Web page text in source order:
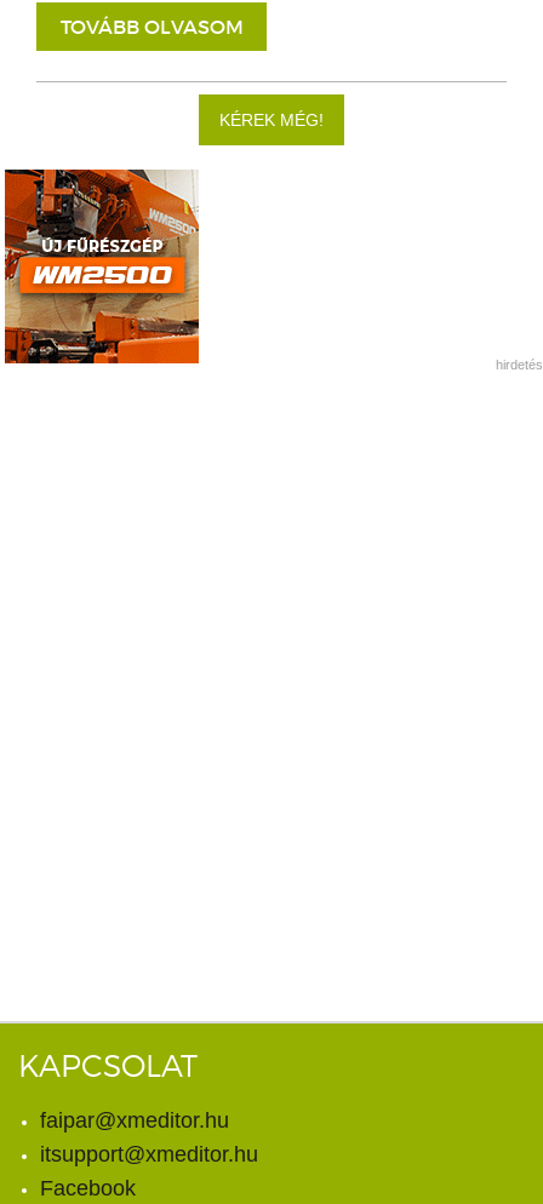
TOVÁBB OLVASOM
KÉREK MÉG!
hirdetés
KAPCSOLAT
faipar@xmeditor.hu
itsupport@xmeditor.hu
Facebook